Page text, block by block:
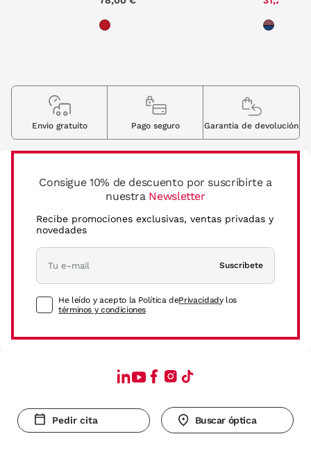
Consigue 10% de descuento por suscribirte a
nuestra Newsletter
Recibe promociones exclusivas, ventas privadas y
novedades
Suscríbete
He leído y acepto la Política dePrivacidady los
términos y condiciones
Envio gratuito Pago seguro Garantia de devolución
Pedir cita Buscar óptica